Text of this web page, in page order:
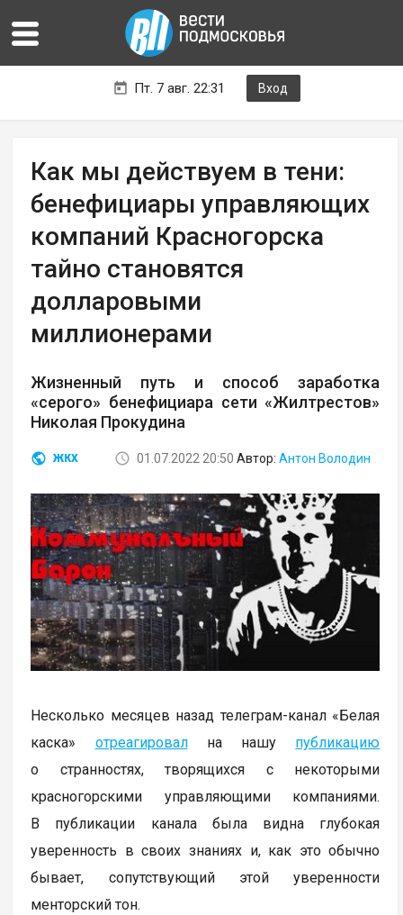
Пт. 7 авг. 22:31 Вход
Как мы действуем в тени:
бенефициары управляющих
компаний Красногорска
тайно становятся
долларовыми
миллионерами
Жизненный путь и способ заработка
«серого» бенефициара сети «Жилтрестов»
Николая Прокудина
ЖКХ 01.07.2022 20:50 Автор:Антон Володин
Несколько месяцев назад телеграм-канал «Белая
каска» отреагировална нашу публикацию
о странностях, творящихся с некоторыми
красногорскими управляющими компаниями.
В публикации канала была видна глубокая
уверенность в своих знаниях и, как это обычно
бывает, сопутствующий этой уверенности
менторский тон.